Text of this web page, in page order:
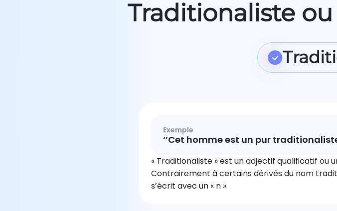
Traditionaliste
Exemple
‘’Cet homme est un pur
« Traditionaliste » est un adjectif qualificatif ou
Contrairement à certains dérivés du nom
s’écrit avec un « n ».